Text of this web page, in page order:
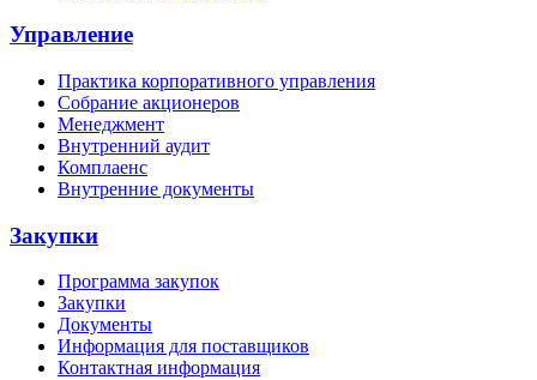
Управление
Практика корпоративного управления
Собрание акционеров
Менеджмент
Внутренний аудит
Комплаенс
Внутренние документы
Закупки
Программа закупок
Закупки
Документы
Информация для поставщиков
Контактная информация